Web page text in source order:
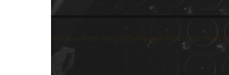
© 2007 Tous droits réservés Champagne René JOLLY. Made by